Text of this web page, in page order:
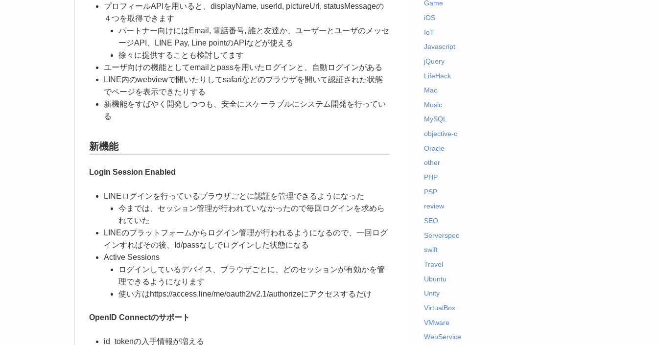
プロフィールAPIを用いると、displayName, userId, pictureUrl, statusMessageの
４つを取得できます
パートナー向けにはEmail, 電話番号, 誰と友達か、ユーザーとユーザのメッセ
ージAPI、LINE Pay, Line pointのAPIなどが使える
徐々に提供することも検討してます
ユーザ向けの機能としてemailとpassを用いたログインと、自動ログインがある
LINE内のwebviewで開いたりしてsafariなどのブラウザを開いて認証された状態
でページを表示できたりする
新機能をすばやく開発しつつも、安全にスケーラブルにシステム開発を行ってい
る
新機能
Login Session Enabled
LINEログインを行っているブラウザごとに認証を管理できるようになった
今までは、セッション管理が行われていなかったので毎回ログインを求めら
れていた
LINEのプラットフォームからログイン管理が行われるようになるので、一回ログ
インすればその後、Id/passなしでログインした状態になる
Active Sessions
ログインしているデバイス、ブラウザごとに、どのセッションが有効かを管
理できるようになります
使い方はhttps://access.line/me/oauth2/v2.1/authorizeにアクセスするだけ
OpenID Connectのサポート
id_tokenの入手情報が増える
Game
iOS
IoT
Javascript
jQuery
LifeHack
Mac
Music
MySQL
objective-c
Oracle
other
PHP
PSP
review
SEO
Serverspec
swift
Travel
Ubuntu
Unity
VirtualBox
VMware
WebService